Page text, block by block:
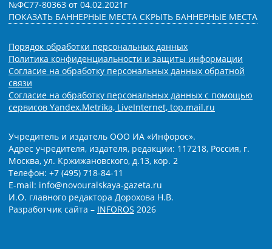
№ФС77-80363 от 04.02.2021г
ПОКАЗАТЬ БАННЕРНЫЕ МЕСТА СКРЫТЬ БАННЕРНЫЕ МЕСТА
Порядок обработки персональных данных
Политика конфиденциальности и защиты информации
Согласие на обработку персональных данных обратной
связи
Согласие на обработку персональных данных с помощью
сервисов Yandex.Metrika, LiveInternet, top.mail.ru
Учредитель и издатель ООО ИА «Инфорос».
Адрес учредителя, издателя, редакции: 117218, Россия, г.
Москва, ул. Кржижановского, д.13, кор. 2
Телефон: +7 (495) 718-84-11
E-mail: info@novouralskaya-gazeta.ru
И.О. главного редактора Дорохова Н.В.
Разработчик сайта – INFOROS 2026